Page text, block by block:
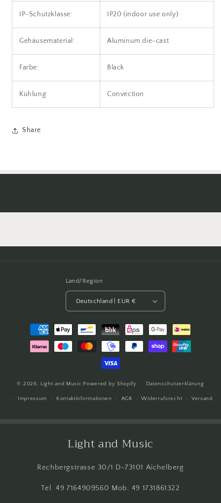
IP-Schutzklasse: IP20 (indoor use only)
Gehäusematerial: Aluminum die-cast
Farbe: Black
Kühlung: Convection
Share
Land/Region
Deutschland | EUR €
Zahlungsmethoden
© 2026, Light and Music Powered by Shopify Datenschutzerklärung
Impressum Kontaktinformationen AGB Widerrufsrecht Versand
Light and Music
Rechbergstrasse 30/1 D-73101 Aichelberg
Tel. 49 7164909560 Mob. 49 1731861322